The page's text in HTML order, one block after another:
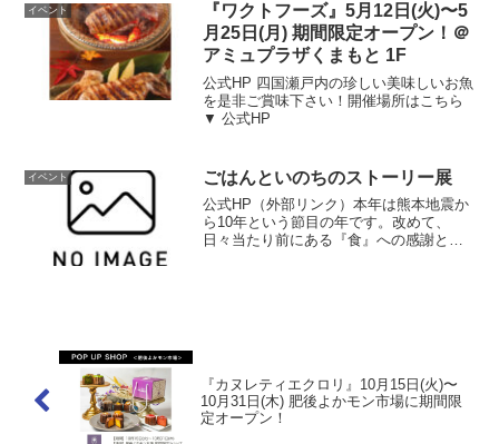
イベント
『ワクトフーズ』5月12日(火)〜5
月25日(月) 期間限定オープン！＠
アミュプラザくまもと 1F
公式HP 四国瀬戸内の珍しい美味しいお魚
を是非ご賞味下さい！開催場所はこちら
▼ 公式HP
イベント ごはんといのちのストーリー展
公式HP（外部リンク）本年は熊本地震か
ら10年という節目の年です。改めて、
日々当たり前にある『食』への感謝と、
『カヌレティエクロリ』10月15日(火)〜
10月31日(木) 肥後よかモン市場に期間限
定オープン！